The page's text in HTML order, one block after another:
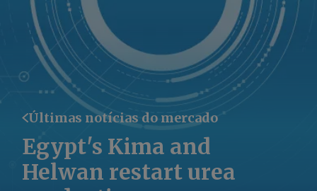
Últimas notícias do mercado
Egypt's Kima and
Helwan restart urea